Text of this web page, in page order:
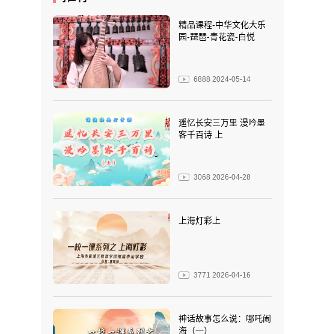
精品课程-中华文化大乐
园-琵琶-青花瓷-白悦
6888 2024-05-14
遥忆长安三万里 漫吟墨
客千百诗 上
3068 2026-04-28
上海灯彩上
3771 2026-04-16
神话故事怎么说：哪吒闹
海（一）